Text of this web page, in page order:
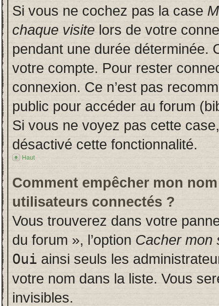
Si vous ne cochez pas la case
chaque visite lors de votre
pendant une durée déterminée.
votre compte. Pour rester
connexion. Ce n’est pas
public pour accéder au forum
Si vous ne voyez pas cette
désactivé cette fonctionnalité.
Haut
Comment empêcher mon
utilisateurs connectés ?
Vous trouverez dans votre
du forum », l’option Cacher mon
Oui ainsi seuls les
votre nom dans la liste. Vous
invisibles.